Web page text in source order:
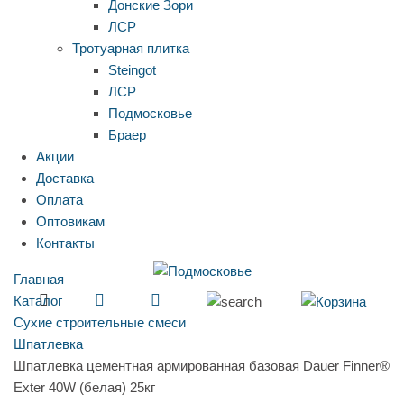
Донские Зори
ЛСР
Тротуарная плитка
Steingot
ЛСР
Подмосковье
Браер
Акции
Доставка
Оплата
Оптовикам
Контакты
Главная
Каталог
Сухие строительные смеси
Шпатлевка
Шпатлевка цементная армированная базовая Dauer Finner®
Exter 40W (белая) 25кг